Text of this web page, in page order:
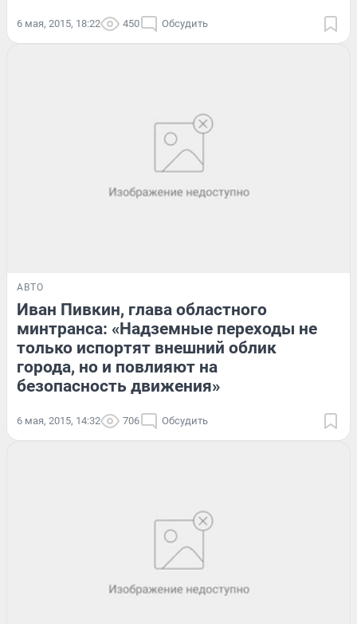
6 мая, 2015, 18:22 450 Обсудить
АВТО
Иван Пивкин, глава областного
минтранса: «Надземные переходы не
только испортят внешний облик
города, но и повлияют на
безопасность движения»
6 мая, 2015, 14:32 706 Обсудить